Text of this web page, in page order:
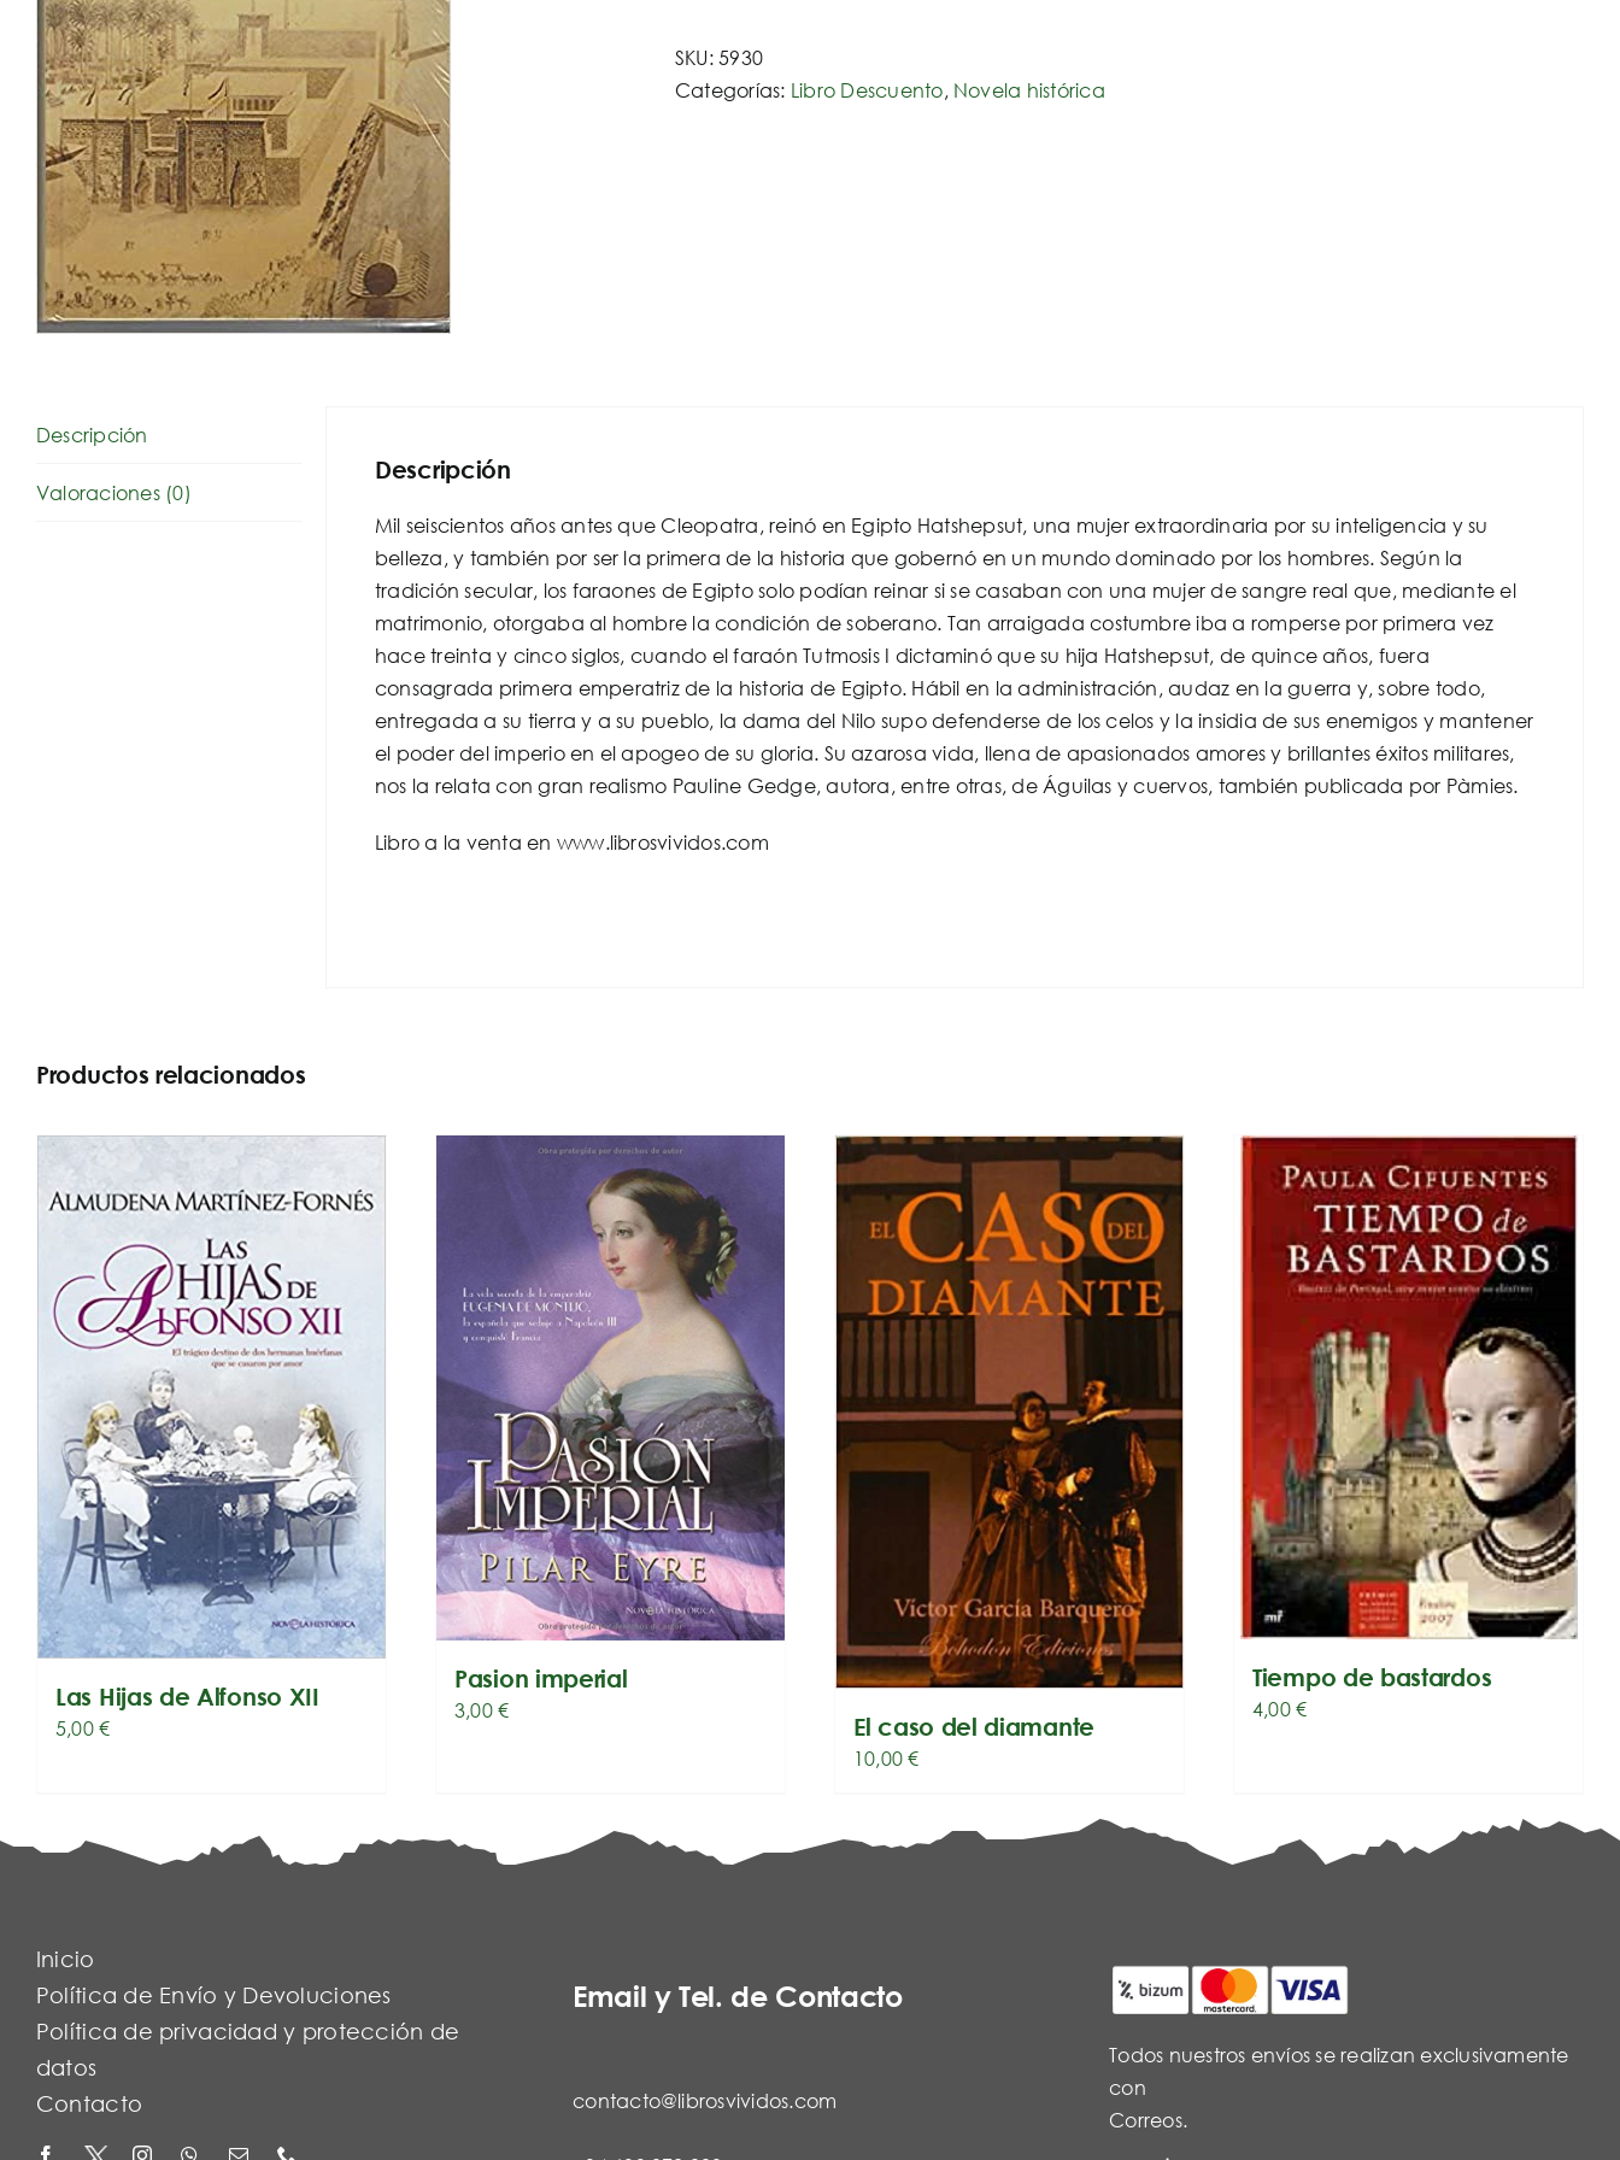
SKU:5930
Categorías: Libro Descuento, Novela histórica
Descripción
Valoraciones (0)
Descripción
Mil seiscientos años antes que Cleopatra, reinó en Egipto Hatshepsut, una mujer extraordinaria por su inteligencia y su
belleza, y también por ser la primera de la historia que gobernó en un mundo dominado por los hombres. Según la
tradición secular, los faraones de Egipto solo podían reinar si se casaban con una mujer de sangre real que, mediante el
matrimonio, otorgaba al hombre la condición de soberano. Tan arraigada costumbre iba a romperse por primera vez
hace treinta y cinco siglos, cuando el faraón Tutmosis I dictaminó que su hija Hatshepsut, de quince años, fuera
consagrada primera emperatriz de la historia de Egipto. Hábil en la administración, audaz en la guerra y, sobre todo,
entregada a su tierra y a su pueblo, la dama del Nilo supo defenderse de los celos y la insidia de sus enemigos y mantener
el poder del imperio en el apogeo de su gloria. Su azarosa vida, llena de apasionados amores y brillantes éxitos militares,
nos la relata con gran realismo Pauline Gedge, autora, entre otras, de Águilas y cuervos, también publicada por Pàmies.
Libro a la venta en www.librosvividos.com
Productos relacionados
Las Hijas de Alfonso XII
5,00€
Pasion imperial
3,00€
El caso del diamante
10,00€
Tiempo de bastardos
4,00€
Inicio
Política de Envío y Devoluciones
Política de privacidad y protección de
datos
Contacto
Email y Tel. de Contacto
contacto@librosvividos.com
Todos nuestros envíos se realizan exclusivamente
con
Correos.